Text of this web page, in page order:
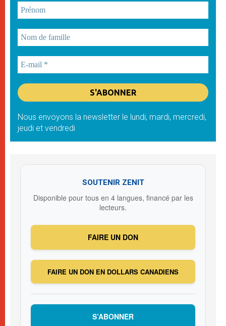
Nous envoyons la newsletter le lundi, mardi, mercredi,
jeudi et vendredi
SOUTENIR ZENIT
Disponible pour tous en 4 langues, financé par les
lecteurs.
FAIRE UN DON
FAIRE UN DON EN DOLLARS CANADIENS
S’ABONNER